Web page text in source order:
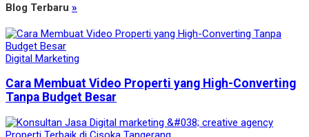
Blog Terbaru »
Digital Marketing
Cara Membuat Video Properti yang High-Converting
Tanpa Budget Besar